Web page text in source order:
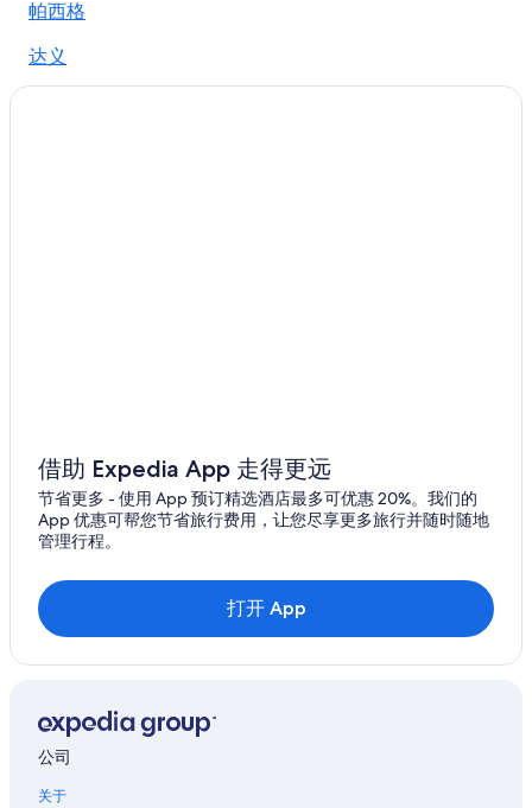
Sm 亚洲商城附近的酒店
马拉特的酒店
帕西格
达义
借助 Expedia App 走得更远
节省更多 - 使用 App 预订精选酒店最多可优惠 20%。我们的
App 优惠可帮您节省旅行费用，让您尽享更多旅行并随时随地
管理行程。
打开 App
公司
关于